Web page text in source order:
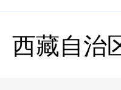
西藏自治